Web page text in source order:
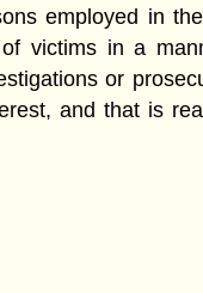
employed in
victims in a
or
and that is